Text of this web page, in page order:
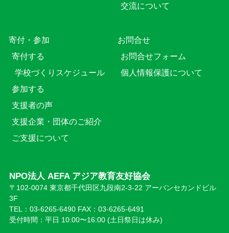
交流について
寄付・参加
寄付する
学校づくりスケジュール
参加する
支援者の声
支援企業・団体のご紹介
ご支援について
お問合せ
お問合せフォーム
個人情報保護について
NPO法人 AEFA アジア教育友好協会
〒102-0074 東京都千代田区九段南2-3-22 アーバンセカンドビル
3F
TEL：03-6265-6490 FAX：03-6265-6491
受付時間：平日 10:00〜16:00 (⼟日祭日は休み)